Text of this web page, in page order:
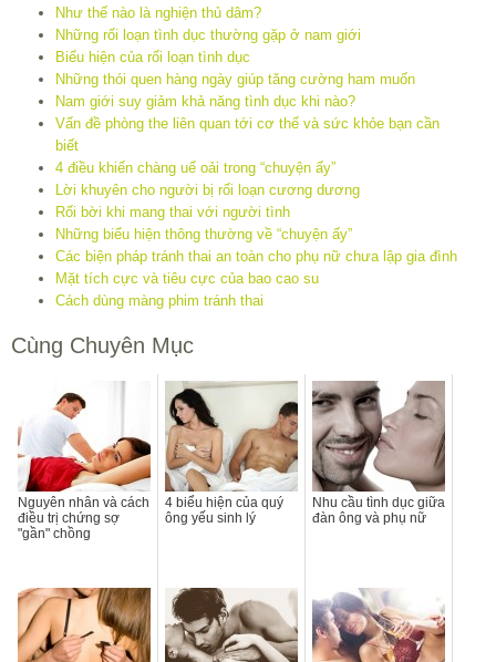
Như thế nào là nghiện thủ dâm?
Những rối loạn tình dục thường gặp ở nam giới
Biểu hiện của rối loạn tình dục
Những thói quen hàng ngày giúp tăng cường ham muốn
Nam giới suy giảm khả năng tình dục khi nào?
Vấn đề phòng the liên quan tới cơ thể và sức khỏe bạn cần
biết
4 điều khiến chàng uể oải trong “chuyện ấy”
Lời khuyên cho người bị rối loạn cương dương
Rối bời khi mang thai với người tình
Những biểu hiện thông thường về “chuyện ấy”
Các biện pháp tránh thai an toàn cho phụ nữ chưa lập gia đình
Mặt tích cực và tiêu cực của bao cao su
Cách dùng màng phim tránh thai
Cùng Chuyên Mục
Nguyên nhân và cách
điều trị chứng sợ
"gần" chồng
4 biểu hiện của quý
ông yếu sinh lý
Nhu cầu tình dục giữa
đàn ông và phụ nữ